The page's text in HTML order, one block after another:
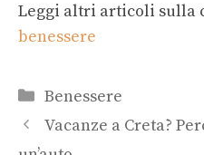
Leggi altri articoli sulla
benessere
Categorie
Benessere
Vacanze a Creta?